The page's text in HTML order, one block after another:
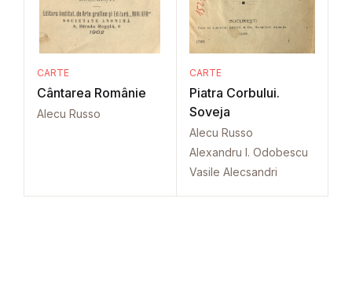
CARTE
Cântarea Românie
Alecu Russo
CARTE
Piatra Corbului.
Soveja
Alecu Russo
Alexandru I. Odobescu
Vasile Alecsandri